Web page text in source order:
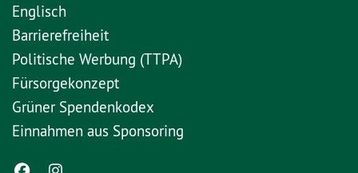
Englisch
Barrierefreiheit
Politische Werbung (TTPA)
Fürsorgekonzept
Grüner Spendenkodex
Einnahmen aus Sponsoring